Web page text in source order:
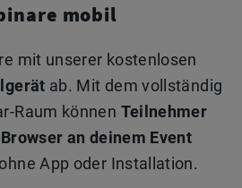
mobil
mit unserer kostenlosen
ab. Mit dem vollständig
Raum können Teilnehmer
an deinem Event
App oder Installation.